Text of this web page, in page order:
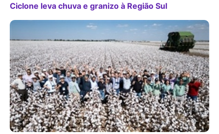
Ciclone leva chuva e granizo à Região Sul